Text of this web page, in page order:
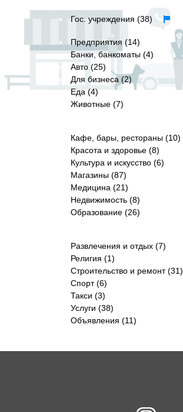
Гос. учреждения (38)
Предприятия (14)
Банки, банкоматы (4)
Авто (25)
Для бизнеса (2)
Еда (4)
Животные (7)
Кафе, бары, рестораны (10)
Красота и здоровье (8)
Культура и искусство (6)
Магазины (87)
Медицина (21)
Недвижимость (8)
Образование (26)
Развлечения и отдых (7)
Религия (1)
Строительство и ремонт (31)
Спорт (6)
Такси (3)
Услуги (38)
Объявления (11)